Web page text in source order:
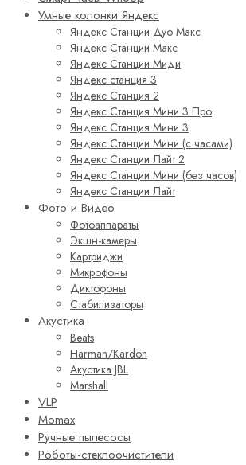
Умные колонки Яндекс
Яндекс Станции Дуо Макс
Яндекс Станции Макс
Яндекс Станции Миди
Яндекс станция 3
Яндекс Станция 2
Яндекс Станция Мини 3 Про
Яндекс Станция Мини 3
Яндекс Станции Мини (с часами)
Яндекс Станции Лайт 2
Яндекс Станции Мини (без часов)
Яндекс Станции Лайт
Фото и Видео
Фотоаппараты
Экшн-камеры
Картриджи
Микрофоны
Диктофоны
Стабилизаторы
Акустика
Beats
Harman/Kardon
Акустика JBL
Marshall
VLP
Momax
Ручные пылесосы
Роботы-стеклоочистители